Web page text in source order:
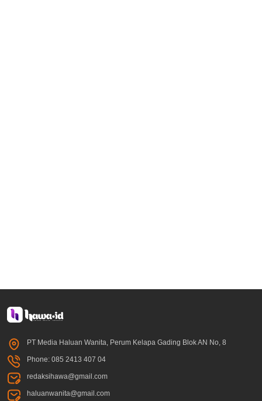
PT Media Haluan Wanita, Perum Kelapa Gading Blok AN No, 8
Phone: 085 2413 407 04
redaksihawa@gmail.com
haluanwanita@gmail.com